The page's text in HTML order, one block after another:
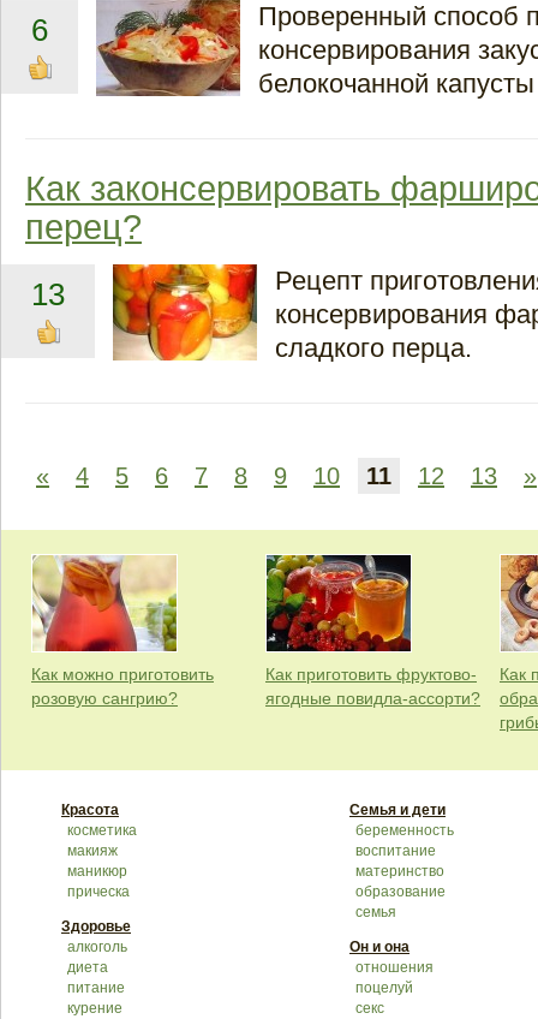
6
Проверенный способ
консервирования
белокочанной
Как законсервировать
перец?
13
Рецепт
консервирования
сладкого перца.
« 4 5 6 7 8 9 10 11 12 13 »
Как можно приготовить
розовую сангрию?
Как приготовить фруктово-
ягодные повидла-ассорти?
Как
Красота
косметика
макияж
маникюр
прическа
Здоровье
алкоголь
диета
питание
курение
Семья и дети
беременность
воспитание
материнство
образование
семья
Он и она
отношения
поцелуй
секс